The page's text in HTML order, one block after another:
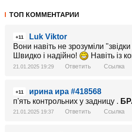
ТОП КОММЕНТАРИИ
+11
Luk Viktor
Вони навіть не зрозуміли
Швидко і надійно!
Навіть із
21.01.2025 19:29 Ответить Ссылка
+11
ирина ира #418568
п'ять контрольних у задницу .
21.01.2025 19:37 Ответить Ссылка